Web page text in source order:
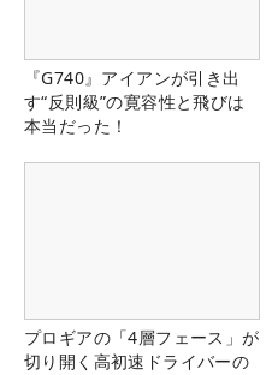
『G740』アイアンが引き出
す“反則級”の寛容性と飛びは
本当だった！
プロギアの「4層フェース」が
切り開く高初速ドライバーの